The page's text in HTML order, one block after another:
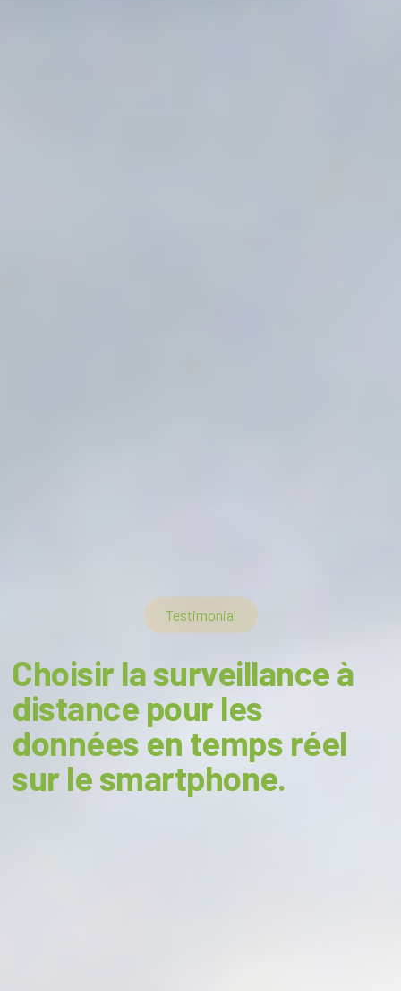
Testimonial
Choisir la surveillance à
distance pour les
données en temps réel
sur le smartphone.